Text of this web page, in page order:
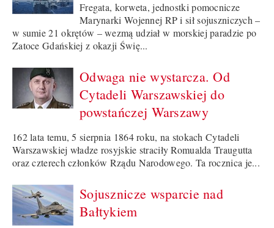
Fregata, korweta, jednostki pomocnicze
Marynarki Wojennej RP i sił sojuszniczych –
w sumie 21 okrętów – wezmą udział w morskiej paradzie po
Zatoce Gdańskiej z okazji Świę...
Odwaga nie wystarcza. Od
Cytadeli Warszawskiej do
powstańczej Warszawy
162 lata temu, 5 sierpnia 1864 roku, na stokach Cytadeli
Warszawskiej władze rosyjskie straciły Romualda Traugutta
oraz czterech członków Rządu Narodowego. Ta rocznica je...
Sojusznicze wsparcie nad
Bałtykiem